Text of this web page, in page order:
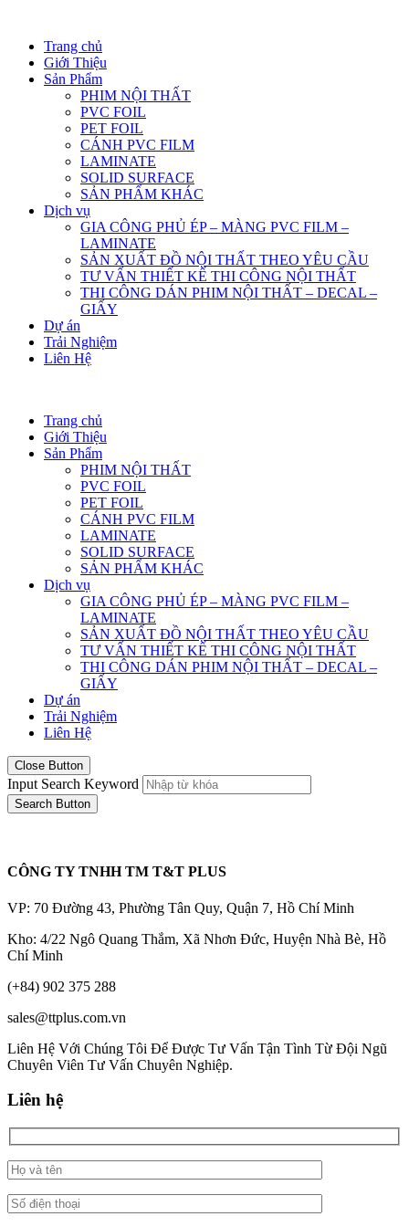
Trang chủ
Giới Thiệu
Sản Phẩm
PHIM NỘI THẤT
PVC FOIL
PET FOIL
CÁNH PVC FILM
LAMINATE
SOLID SURFACE
SẢN PHẨM KHÁC
Dịch vụ
GIA CÔNG PHỦ ÉP – MÀNG PVC FILM –
LAMINATE
SẢN XUẤT ĐỒ NỘI THẤT THEO YÊU CẦU
TƯ VẤN THIẾT KẾ THI CÔNG NỘI THẤT
THI CÔNG DÁN PHIM NỘI THẤT – DECAL –
GIẤY
Dự án
Trải Nghiệm
Liên Hệ
Trang chủ
Giới Thiệu
Sản Phẩm
PHIM NỘI THẤT
PVC FOIL
PET FOIL
CÁNH PVC FILM
LAMINATE
SOLID SURFACE
SẢN PHẨM KHÁC
Dịch vụ
GIA CÔNG PHỦ ÉP – MÀNG PVC FILM –
LAMINATE
SẢN XUẤT ĐỒ NỘI THẤT THEO YÊU CẦU
TƯ VẤN THIẾT KẾ THI CÔNG NỘI THẤT
THI CÔNG DÁN PHIM NỘI THẤT – DECAL –
GIẤY
Dự án
Trải Nghiệm
Liên Hệ
Close Button
Input Search Keyword
Search Button
CÔNG TY TNHH TM T&T PLUS
VP: 70 Đường 43, Phường Tân Quy, Quận 7, Hồ Chí Minh
Kho: 4/22 Ngô Quang Thắm, Xã Nhơn Đức, Huyện Nhà Bè, Hồ
Chí Minh
(+84) 902 375 288
sales@ttplus.com.vn
Liên Hệ Với Chúng Tôi Để Được Tư Vấn Tận Tình Từ Đội Ngũ
Chuyên Viên Tư Vấn Chuyên Nghiệp.
Liên hệ